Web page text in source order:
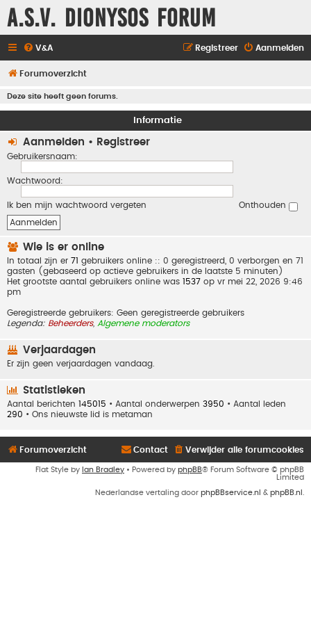
A.S.V. Dionysos Forum
V&A Aanmelden
Registreer
Forumoverzicht
Deze site heeft geen forums.
Informatie
Aanmelden • Registreer
Gebruikersnaam:
Wachtwoord:
Ik ben mijn wachtwoord vergeten Onthouden
Wie is er online
In totaal zijn er 71 gebruikers online :: 0 geregistreerd, 0 verborgen en 71
gasten (gebaseerd op actieve gebruikers in de laatste 5 minuten)
Het grootste aantal gebruikers online was 1537 op vr mei 22, 2026 9:46
pm
Geregistreerde gebruikers: Geen geregistreerde gebruikers
Legenda: Beheerders, Algemene moderators
Verjaardagen
Er zijn geen verjaardagen vandaag.
Statistieken
Aantal berichten 145015 • Aantal onderwerpen 3950 • Aantal leden
290 • Ons nieuwste lid is metaman
Forumoverzicht Verwijder alle forumcookies
Contact
Flat Style by Ian Bradley • Powered by phpBB® Forum Software © phpBB
Limited
Nederlandse vertaling door phpBBservice.nl & phpBB.nl